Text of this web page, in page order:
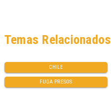
CHILE
FUGA PRESOS
Temas Relacionados